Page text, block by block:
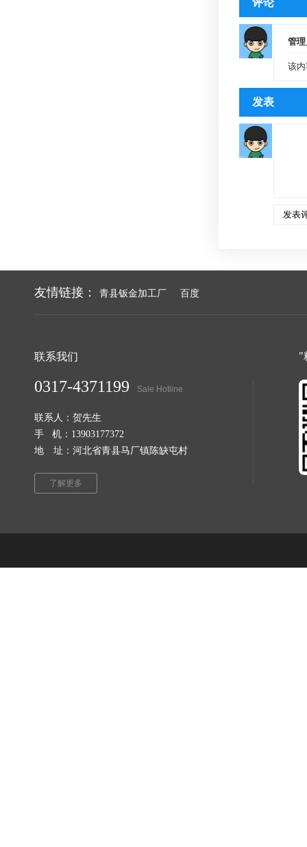
评论
管
该
发表
友情链接： 青县钣金加工厂 百度
联系我们
0317-4371199 Sale Hotline
联系人：贺先生
手 机：13903177372
地 址：河北省青县马厂镇陈缺屯村
了解更多
"